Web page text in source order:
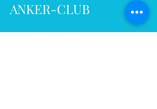
ANKER-CLUB
Bleibe auf dem Laufenden mit